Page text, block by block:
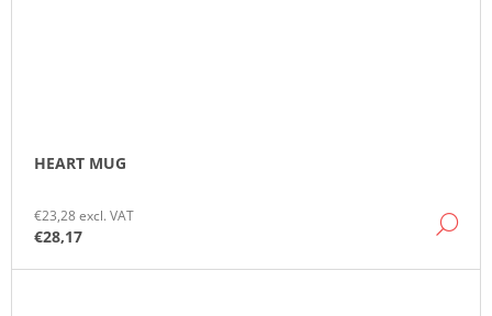
HEART MUG
€23,28 excl. VAT
€28,17